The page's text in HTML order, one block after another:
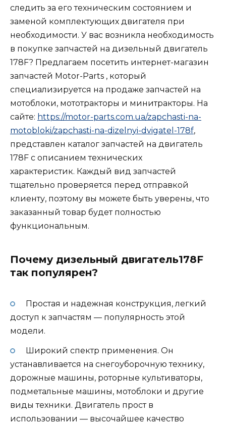
следить за его техническим состоянием и
заменой комплектующих двигателя при
необходимости. У вас возникла необходимость
в покупке запчастей на дизельный двигатель
178F? Предлагаем посетить интернет-магазин
запчастей Motor-Parts , который
специализируется на продаже запчастей на
мотоблоки, мототракторы и минитракторы. На
сайте: https://motor-parts.com.ua/zapchasti-na-
motobloki/zapchasti-na-dizelnyi-dvigatel-178f,
представлен каталог запчастей на двигатель
178F с описанием технических
характеристик. Каждый вид запчастей
тщательно проверяется перед отправкой
клиенту, поэтому вы можете быть уверены, что
заказанный товар будет полностью
функциональным.
Почему дизельный двигатель178F
так популярен?
Простая и надежная конструкция, легкий
доступ к запчастям — популярность этой
модели.
Широкий спектр применения. Он
устанавливается на снегоуборочную технику,
дорожные машины, роторные культиваторы,
подметальные машины, мотоблоки и другие
виды техники. Двигатель прост в
использовании — высочайшее качество